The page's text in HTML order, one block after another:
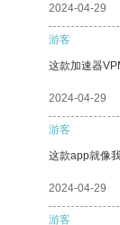
2024-04-29
游客
这款加速器
2024-04-29
游客
这款app就像
2024-04-29
游客